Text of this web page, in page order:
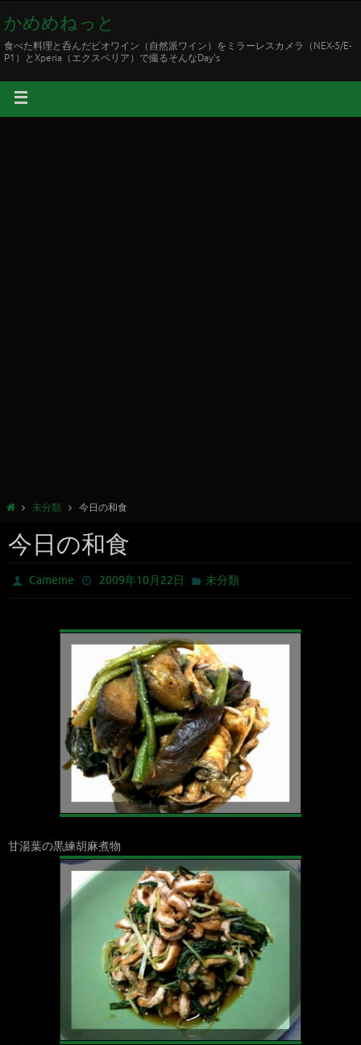
かめめねっと
食べた料理と呑んだビオワイン（自然派ワイン）をミラーレスカメラ（NEX-5/E-
P1）とXperia（エクスペリア）で撮るそんなDay's
未分類 今日の和食
今日の和食
Cameme 2009年10月22日 未分類
甘湯葉の黒練胡麻煮物